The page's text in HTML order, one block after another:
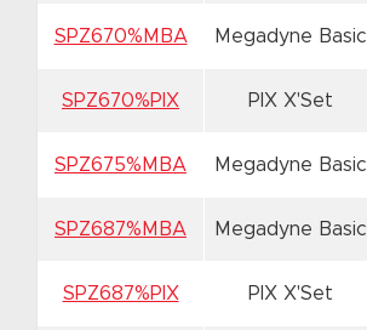
SPZ670%MBA Megadyne Basic
SPZ670%PIX PIX X'Set
SPZ675%MBA Megadyne Basic
SPZ687%MBA Megadyne Basic
SPZ687%PIX PIX X'Set